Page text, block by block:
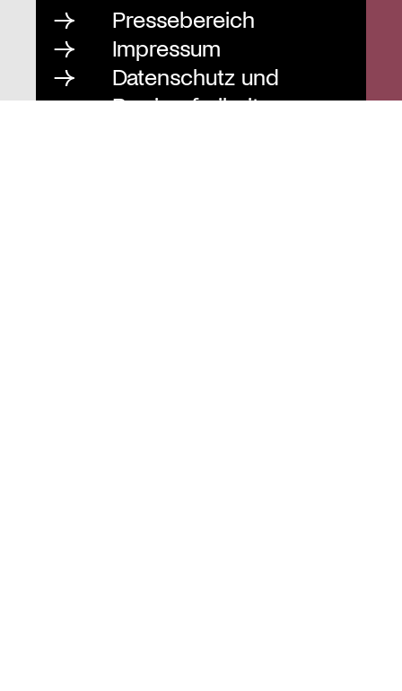
Pressebereich
Impressum
Datenschutz und
Barrierefreiheit